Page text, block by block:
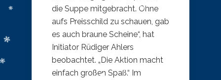
die Suppe mitgebracht. Ohne
aufs Preisschild zu schauen, gab
es auch braune Scheine“, hat
Initiator Rüdiger Ahlers
beobachtet. „Die Aktion macht
einfach großen Spaß.“ Im